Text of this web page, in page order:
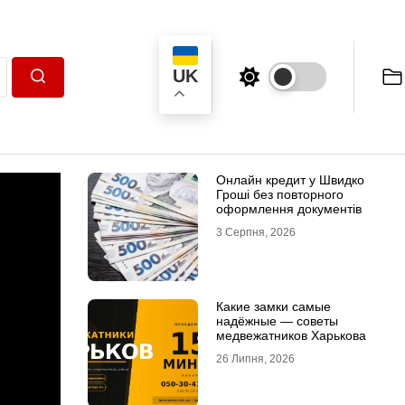
UK
Онлайн кредит у Швидко
Гроші без повторного
оформлення документів
3 Серпня, 2026
Какие замки самые
надёжные — советы
медвежатников Харькова
26 Липня, 2026